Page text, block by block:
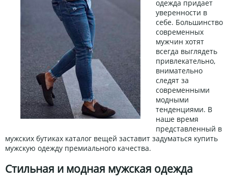
одежда придает
уверенности в
себе. Большинство
современных
мужчин хотят
всегда выглядеть
привлекательно,
внимательно
следят за
современными
модными
тенденциями. В
наше время
представленный в
мужских бутиках каталог вещей заставит задуматься купить
мужскую одежду премиального качества.
Стильная и модная мужская одежда